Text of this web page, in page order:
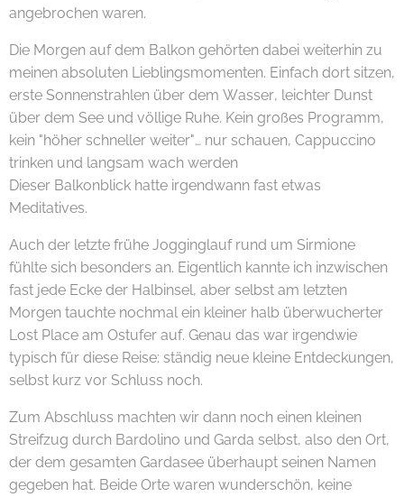
angebrochen waren.
Die Morgen auf dem Balkon gehörten dabei weiterhin zu
meinen absoluten Lieblingsmomenten. Einfach dort sitzen,
erste Sonnenstrahlen über dem Wasser, leichter Dunst
über dem See und völlige Ruhe. Kein großes Programm,
kein "höher schneller weiter"… nur schauen, Cappuccino
trinken und langsam wach werden ☕🌅
Dieser Balkonblick hatte irgendwann fast etwas
Meditatives.
Auch der letzte frühe Jogginglauf rund um Sirmione
fühlte sich besonders an. Eigentlich kannte ich inzwischen
fast jede Ecke der Halbinsel, aber selbst am letzten
Morgen tauchte nochmal ein kleiner halb überwucherter
Lost Place am Ostufer auf. Genau das war irgendwie
typisch für diese Reise: ständig neue kleine Entdeckungen,
selbst kurz vor Schluss noch. 😊🌿
Zum Abschluss machten wir dann noch einen kleinen
Streifzug durch Bardolino und Garda selbst, also den Ort,
der dem gesamten Gardasee überhaupt seinen Namen
gegeben hat. Beide Orte waren wunderschön, keine